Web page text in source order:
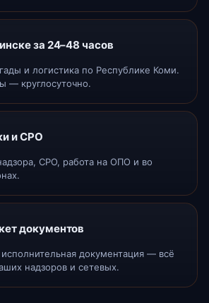
за 24–48 часов
и логистика по Республике Коми.
— круглосуточно.
и СРО
СРО, работа на ОПО и во
документов
документация — всё
надзоров и сетевых.